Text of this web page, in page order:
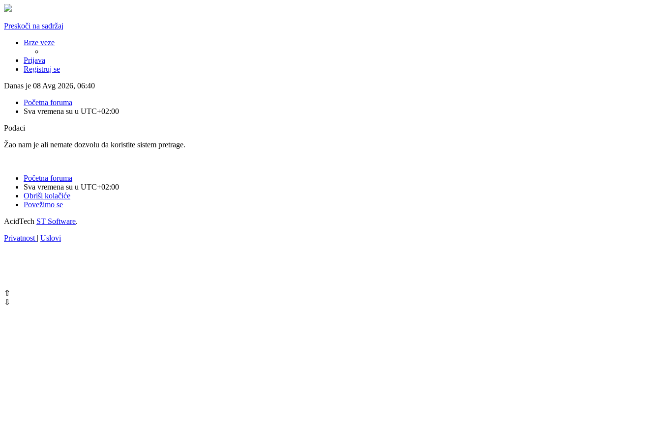
Preskoči na sadržaj
Brze veze
Prijava
Registruj se
Danas je 08 Avg 2026, 06:40
Početna foruma
Sva vremena su u UTC+02:00
Podaci
Žao nam je ali nemate dozvolu da koristite sistem pretrage.
Početna foruma
Sva vremena su u UTC+02:00
Obriši kolačiće
Povežimo se
AcidTech ST Software.
Privatnost | Uslovi
⇧
⇩